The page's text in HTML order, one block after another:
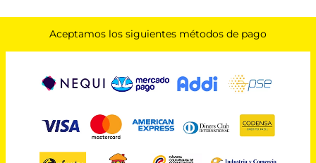
Aceptamos los siguientes métodos de pago